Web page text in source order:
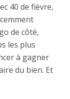
40 de fièvre,
de côté,
les plus
à gagner
du bien. Et